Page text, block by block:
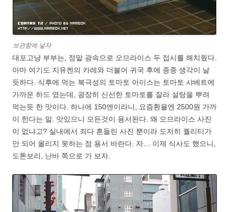
보관함에 넣자
대포고냥 부부는, 정말 광속으로 오므라이스 두 접시를 해치웠다.
아마 여기도 지유켄의 카레와 더불어 귀국 후에 종종 생각이 날
듯하다. 식후에 먹는 북극성의 토마토 아이스는 토마토 샤베트에
가까운 하드 였는데, 굉장히 신선한 토마토를 잘라 설탕을 뿌려
먹는듯 한 맛이다. 하나에 150엔이라니, 요즘환율엔 2500원 가까
이 한다는 말. 맛있으니 모든것이 용서된다. 왜 오므라이스 사진
이 없냐고? 실내에서 죄다 흔들린 사진 뿐이라 도저히 퀄리티가
안 되어 올리지 못하는 점 용서 바란다. 자… 이제 식사도 했으니,
도톤보리, 난바 쪽으로 가 보자.